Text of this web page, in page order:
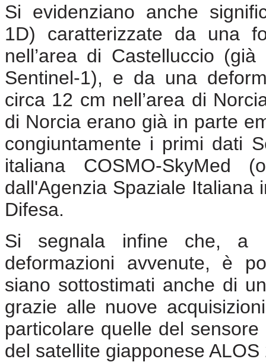
Si evidenziano anche
1D) caratterizzate da una
nell’area di Castelluccio
Sentinel-1), e da una
circa 12 cm nell’area di
di Norcia erano già in parte
congiuntamente i primi dati
italiana COSMO-SkyMed
dall'Agenzia Spaziale Italiana
Difesa.
Si segnala infine che, a
deformazioni avvenute, è
siano sottostimati anche di
grazie alle nuove
particolare quelle del
del satellite giapponese ALOS